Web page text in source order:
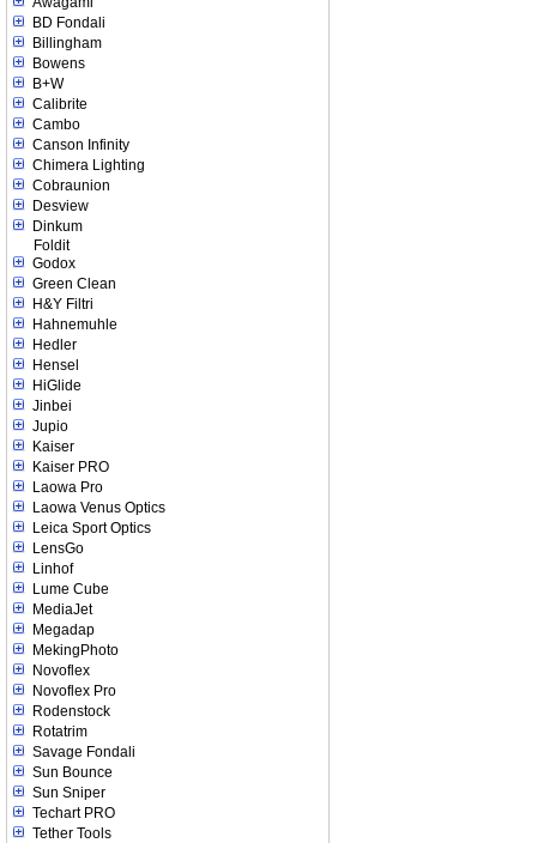
BD Fondali
Billingham
Bowens
B+W
Calibrite
Cambo
Canson Infinity
Chimera Lighting
Cobraunion
Desview
Dinkum
Foldit
Godox
Green Clean
H&Y Filtri
Hahnemuhle
Hedler
Hensel
HiGlide
Jinbei
Jupio
Kaiser
Kaiser PRO
Laowa Pro
Laowa Venus Optics
Leica Sport Optics
LensGo
Linhof
Lume Cube
MediaJet
Megadap
MekingPhoto
Novoflex
Novoflex Pro
Rodenstock
Rotatrim
Savage Fondali
Sun Bounce
Sun Sniper
Techart PRO
Tether Tools